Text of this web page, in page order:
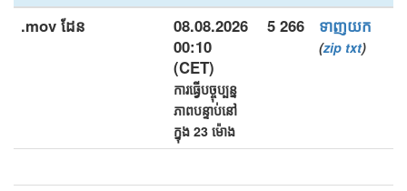
.mov ដែន
08.08.2026
00:10
(CET)
ការធ្វើបច្ចុប្បន្ន
ភាពបន្ទាប់នៅ
ក្នុង 23 ម៉ោង
5 266 ទាញយក
(zip txt)